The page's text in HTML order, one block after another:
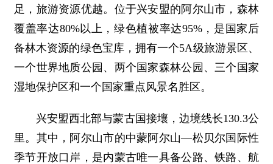
足，旅游资源优越。位于兴安盟的阿尔山市，森林
覆盖率达80%以上，绿色植被率达95%，是国家后
备林木资源的绿色宝库，拥有一个5A级旅游景区、
一个世界地质公园、两个国家森林公园、三个国家
湿地保护区和一个国家重点风景名胜区。
兴安盟西北部与蒙古国接壤，边境线长130.3公
里。其中，阿尔山市的中蒙阿尔山—松贝尔国际性
季节开放口岸，是内蒙古唯一具备公路、铁路、航